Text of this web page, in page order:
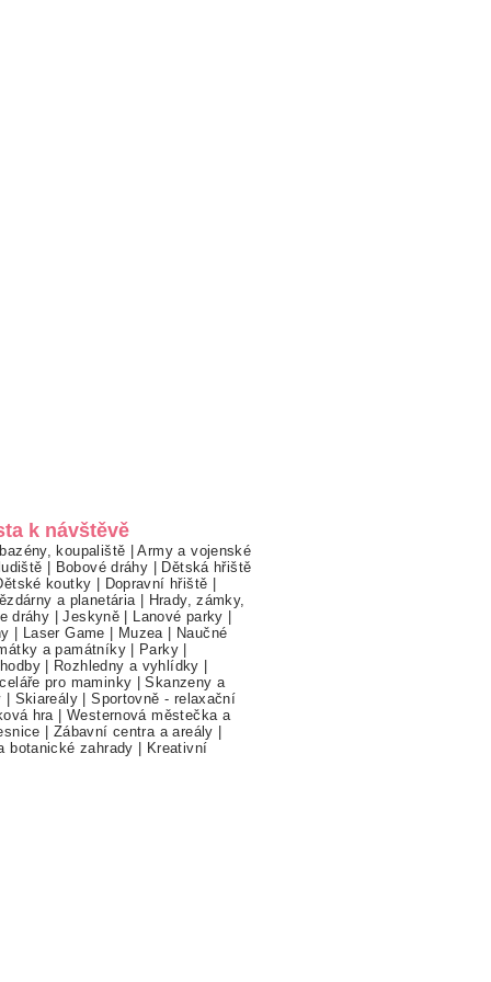
k návštěvě
koupaliště |Army a vojenské
Bobové dráhy
Dětská hřiště
koutky Dopravní hřiště
a planetária|
Hrady, zámky,
dráhy |Jeskyně Lanové parky
Laser Game Muzea|
Naučné
a památníky| Parky
| Rozhledny a vyhlídky
pro maminky |Skanzeny a
Skiareály |Sportovně - relaxační
hra|Westernová městečka a
Zábavní centra a areály
botanické zahrady
Kreativní